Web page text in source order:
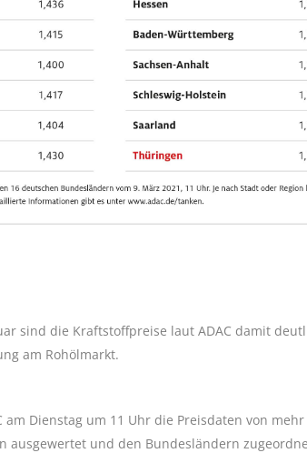
sind die Kraftstoffpreise laut ADAC damit
am Rohölmarkt.
Dienstag um 11 Uhr die Preisdaten von
ausgewertet und den Bundesländern